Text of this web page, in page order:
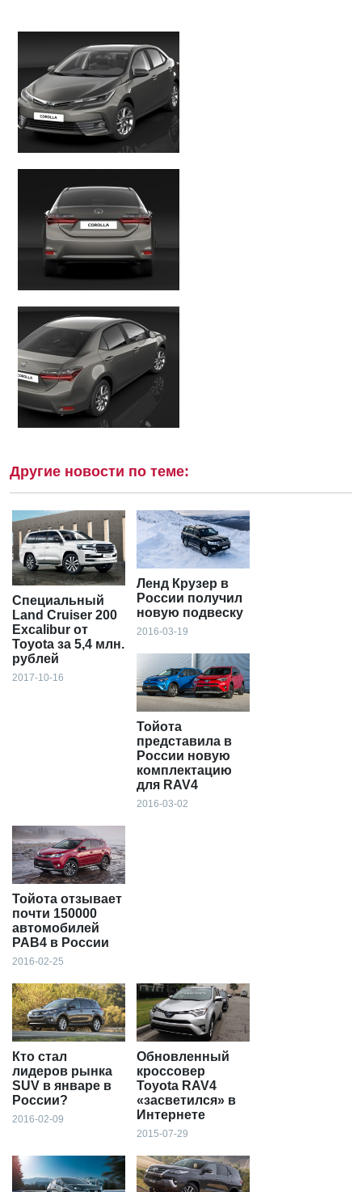
Другие новости по теме:
Специальный
Land Cruiser 200
Excalibur от
Toyota за 5,4 млн.
рублей
2017-10-16
Ленд Крузер в
России получил
новую подвеску
2016-03-19
Тойота
представила в
России новую
комплектацию
для RAV4
2016-03-02
Тойота отзывает
почти 150000
автомобилей
РАВ4 в России
2016-02-25
Кто стал
лидеров рынка
SUV в январе в
России?
2016-02-09
Обновленный
кроссовер
Toyota RAV4
«засветился» в
Интернете
2015-07-29